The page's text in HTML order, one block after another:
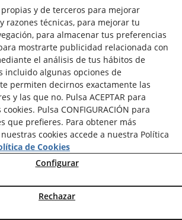
Legal Política de Privacidad
Política de Cookies
Instituto de Formacion Directiva - Todos los
derechos reservados.
y de terceros para mejorar
razones técnicas, para mejorar tu
para almacenar tus preferencias
mostrarte publicidad relacionada con
el análisis de tus hábitos de
incluido algunas opciones de
permiten decirnos exactamente las
y las que no. Pulsa ACEPTAR para
Pulsa CONFIGURACIÓN para
que prefieres. Para obtener más
cookies accede a nuestra Política
de Cookies
Configurar
Rechazar